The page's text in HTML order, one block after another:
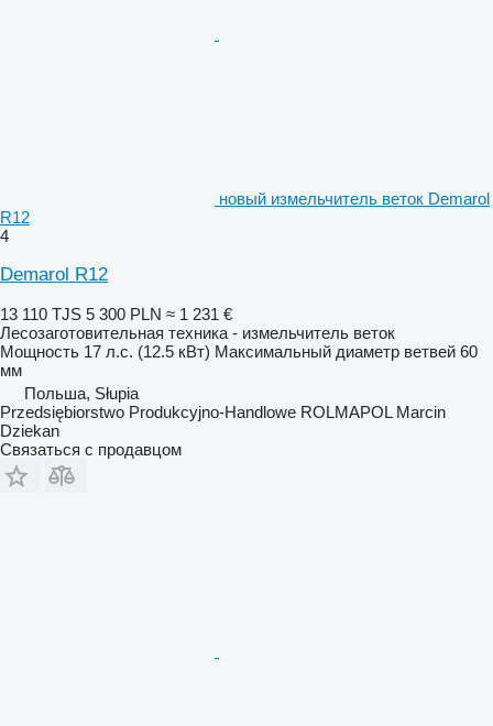
новый измельчитель веток Demarol
R12
4
Demarol R12
13 110 TJS 5 300 PLN ≈ 1 231 €
Лесозаготовительная техника - измельчитель веток
Мощность 17 л.с. (12.5 кВт) Максимальный диаметр ветвей 60
мм
Польша, Słupia
Przedsiębiorstwo Produkcyjno-Handlowe ROLMAPOL Marcin
Dziekan
Связаться с продавцом